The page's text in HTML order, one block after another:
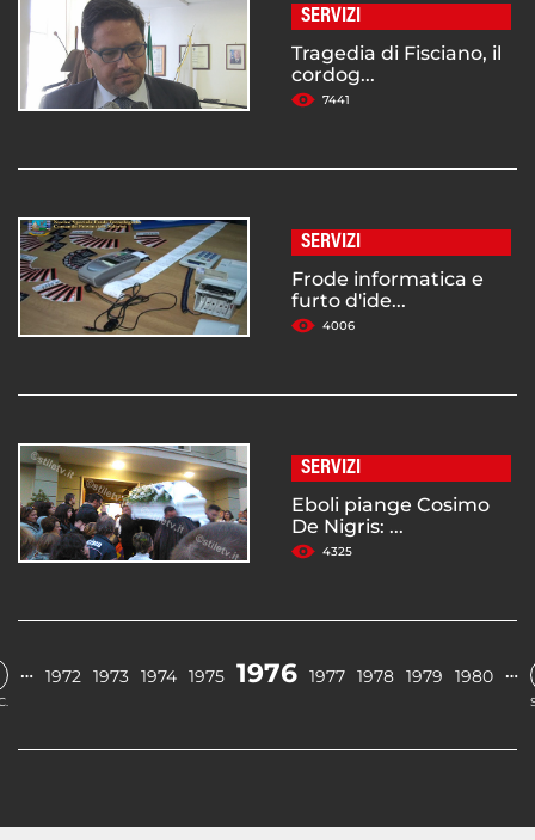
SERVIZI
Tragedia di Fisciano, il
cordog...
7441
SERVIZI
Frode informatica e
furto d'ide...
4006
SERVIZI
Eboli piange Cosimo
De Nigris: ...
4325
… 1972 1973 1974 1975 1976 1977 1978 1979 1980 …